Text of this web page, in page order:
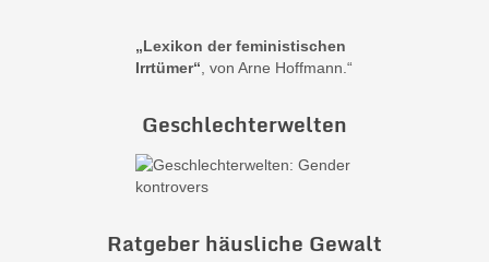
„Lexikon der feministischen
Irrtümer“ , von Arne Hoffmann.“
Geschlechterwelten
Ratgeber häusliche Gewalt